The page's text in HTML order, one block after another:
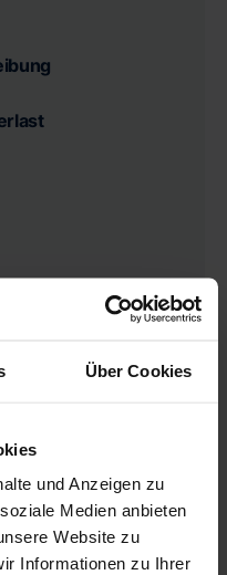
Über Cookies
und Anzeigen zu
Medien anbieten
Website zu
Informationen zu Ihrer